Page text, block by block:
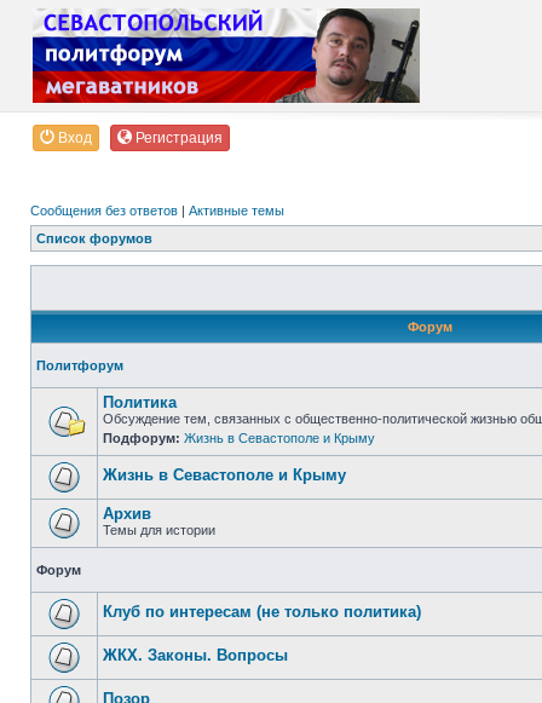
Вход Регистрация
Сообщения без ответов | Активные темы
Список форумов
Форум
Политфорум
Политика
Обсуждение тем, связанных с общественно-политической жизнью
Подфорум: Жизнь в Севастополе и Крыму
Жизнь в Севастополе и Крыму
Архив
Темы для истории
Форум
Клуб по интересам (не только политика)
ЖКХ. Законы. Вопросы
Позор